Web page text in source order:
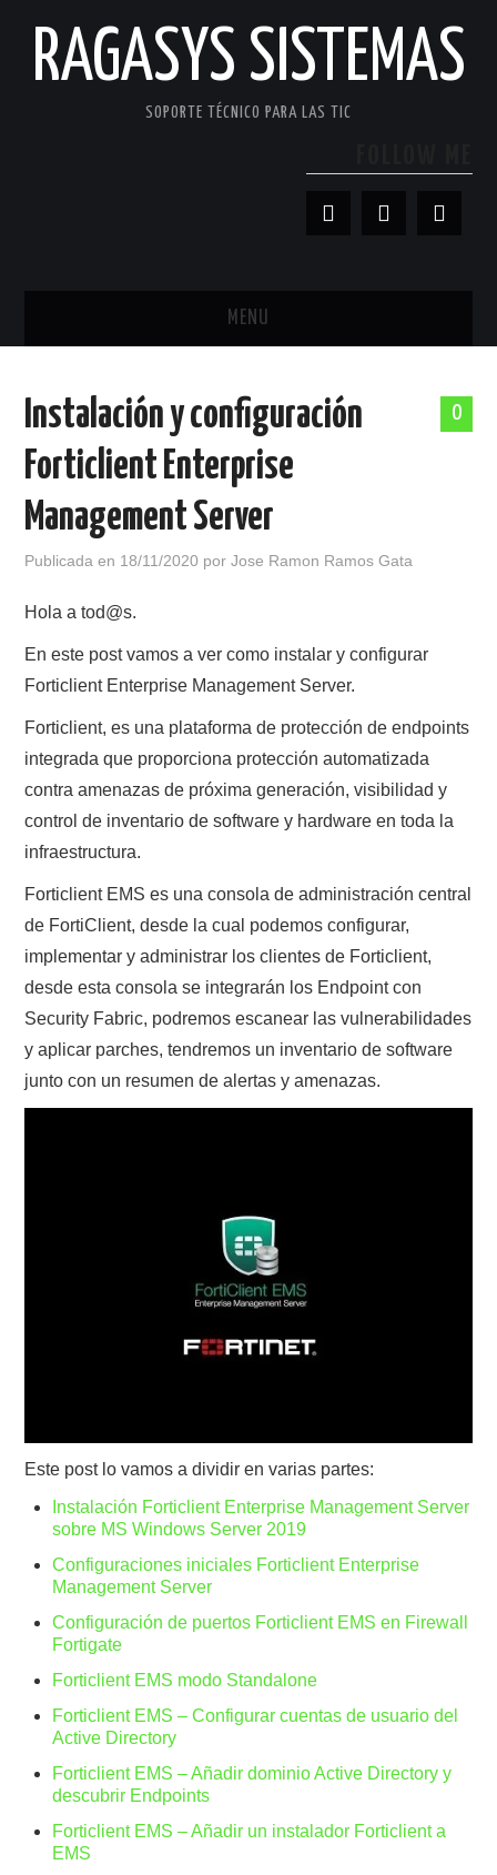
RAGASYS SISTEMAS
SOPORTE TÉCNICO PARA LAS TIC
MENU
ACERCA DE
POLÍTICA DE PRIVACIDAD
0
Instalación y configuración
Forticlient Enterprise
Management Server
Publicada en 18/11/2020 porJose Ramon Ramos Gata
Hola a tod@s.
En este post vamos a ver como instalar y configurar
Forticlient Enterprise Management Server.
Forticlient, es una plataforma de protección de endpoints
integrada que proporciona protección automatizada
contra amenazas de próxima generación, visibilidad y
control de inventario de software y hardware en toda la
infraestructura.
Forticlient EMS es una consola de administración central
de FortiClient, desde la cual podemos configurar,
implementar y administrar los clientes de Forticlient,
desde esta consola se integrarán los Endpoint con
Security Fabric, podremos escanear las vulnerabilidades
y aplicar parches, tendremos un inventario de software
junto con un resumen de alertas y amenazas.
Este post lo vamos a dividir en varias partes:
Instalación Forticlient Enterprise Management Server
sobre MS Windows Server 2019
Configuraciones iniciales Forticlient Enterprise
Management Server
Configuración de puertos Forticlient EMS en Firewall
Fortigate
Forticlient EMS modo Standalone
Forticlient EMS – Configurar cuentas de usuario del
Active Directory
Forticlient EMS – Añadir dominio Active Directory y
descubrir Endpoints
Forticlient EMS – Añadir un instalador Forticlient a
EMS